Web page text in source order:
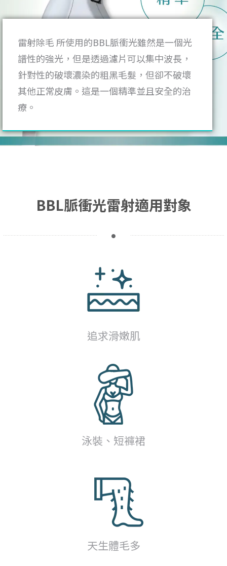
雷射除毛 所使用的BBL脈衝光雖然是一個光
譜性的強光，但是透過濾片可以集中波長，
針對性的破壞濃染的粗黑毛髮，但卻不破壞
其他正常皮膚。這是一個精準並且安全的治
療。
BBL脈衝光雷射適用對象
追求滑嫩肌
泳裝、短褲裙
天生體毛多